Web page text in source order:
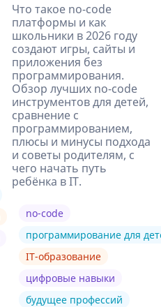
Что такое no-code
платформы и как
школьники в 2026 году
создают игры, сайты и
приложения без
программирования.
Обзор лучших no-code
инструментов для детей,
сравнение с
программированием,
плюсы и минусы подхода
и советы родителям, с
чего начать путь
ребёнка в IT.
no-code
программирование для
IT-образование
цифровые навыки
будущее профессий